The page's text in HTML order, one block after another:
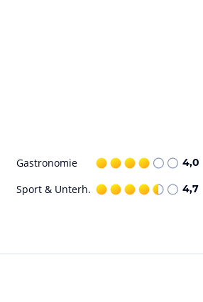
Gastronomie 4,0
Sport & Unterh. 4,7